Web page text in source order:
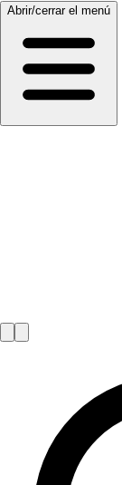
Abrir/cerrar el menú